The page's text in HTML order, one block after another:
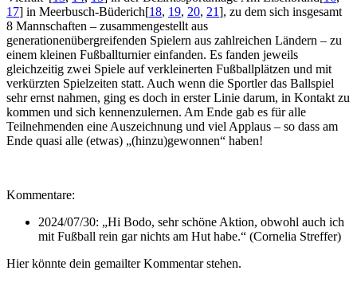
17] in Meerbusch-Büderich[18, 19, 20, 21], zu dem sich insgesamt
8 Mannschaften – zusammengestellt aus
generationenübergreifenden Spielern aus zahlreichen Ländern – zu
einem kleinen Fußballturnier einfanden. Es fanden jeweils
gleichzeitig zwei Spiele auf verkleinerten Fußballplätzen und mit
verkürzten Spielzeiten statt. Auch wenn die Sportler das Ballspiel
sehr ernst nahmen, ging es doch in erster Linie darum, in Kontakt zu
kommen und sich kennenzulernen. Am Ende gab es für alle
Teilnehmenden eine Auszeichnung und viel Applaus – so dass am
Ende quasi alle (etwas) „(hinzu)gewonnen“ haben!
Kommentare:
2024/07/30: „Hi Bodo, sehr schöne Aktion, obwohl auch ich
mit Fußball rein gar nichts am Hut habe.“ (Cornelia Streffer)
Hier könnte dein gemailter Kommentar stehen.